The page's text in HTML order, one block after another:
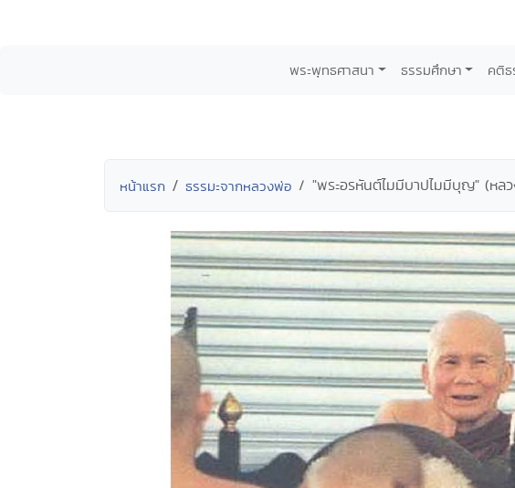
พระพุทธศาสนา ธรรมศึกษา คติธ
หน้าแรก ธรรมะจากหลวงพ่อ "พระอรหันต์ไมมีบาปไมมีบุญ" (หล